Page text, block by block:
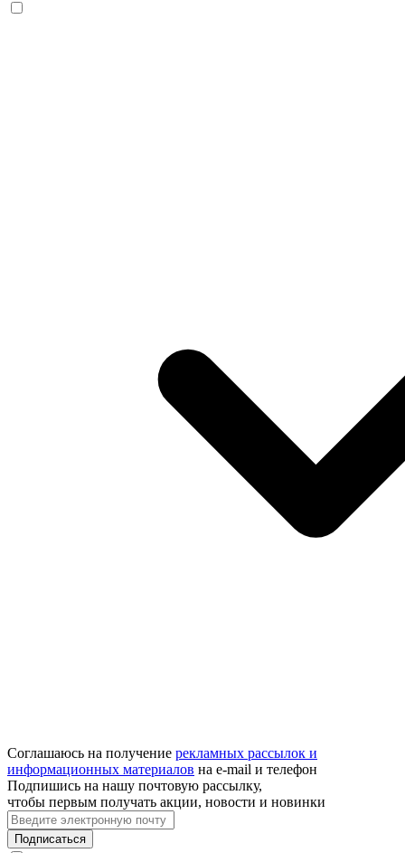
Соглашаюсь на получение рекламных рассылок и
информационных материалов на e‑mail и телефон
Подпишись на нашу почтовую рассылку,
чтобы первым получать акции, новости и новинки
Подписаться